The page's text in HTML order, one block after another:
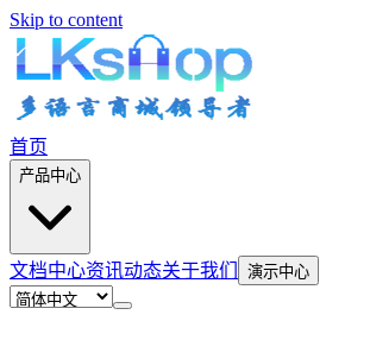
Skip to content
首页
产品中心
文档中心资讯动态关于我们 演示中心